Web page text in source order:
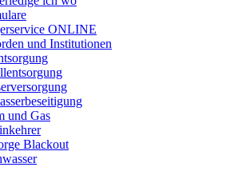
ONLINE
und Institutionen
und Gas
Blackout